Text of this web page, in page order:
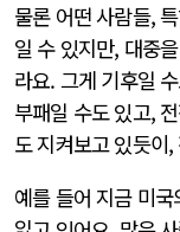
물론 어떤 사람들,
일 수 있지만, 대중
라요. 그게 기후일
부패일 수도 있고,
도 지켜보고 있듯이
예를 들어 지금 미